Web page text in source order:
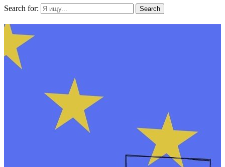
Search for: Search